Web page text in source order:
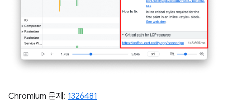
Chromium 문제: 1326481